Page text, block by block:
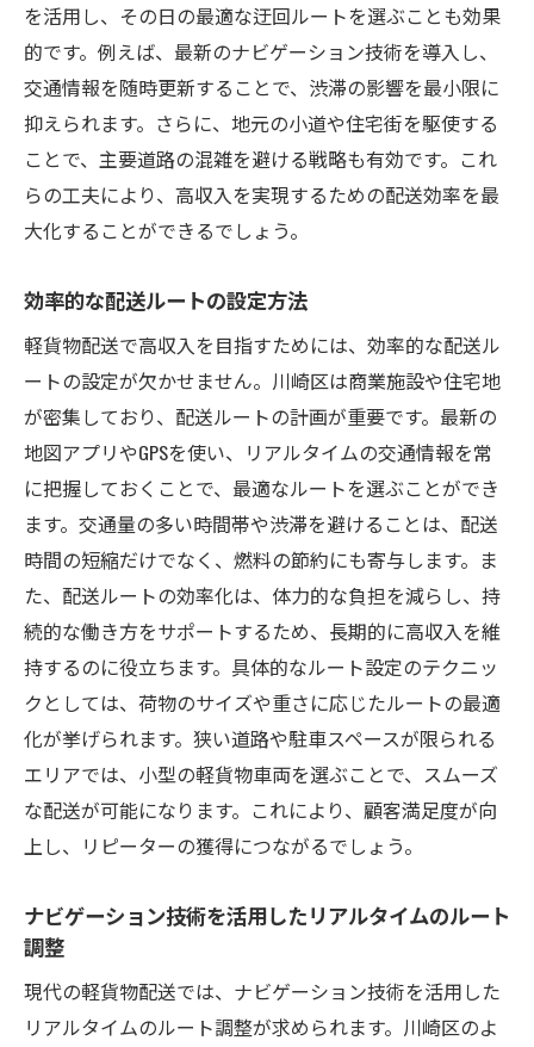
を活用し、その日の最適な迂回ルートを選ぶことも効果
的です。例えば、最新のナビゲーション技術を導入し、
交通情報を随時更新することで、渋滞の影響を最小限に
抑えられます。さらに、地元の小道や住宅街を駆使する
ことで、主要道路の混雑を避ける戦略も有効です。これ
らの工夫により、高収入を実現するための配送効率を最
大化することができるでしょう。
効率的な配送ルートの設定方法
軽貨物配送で高収入を目指すためには、効率的な配送ル
ートの設定が欠かせません。川崎区は商業施設や住宅地
が密集しており、配送ルートの計画が重要です。最新の
地図アプリやGPSを使い、リアルタイムの交通情報を常
に把握しておくことで、最適なルートを選ぶことができ
ます。交通量の多い時間帯や渋滞を避けることは、配送
時間の短縮だけでなく、燃料の節約にも寄与します。ま
た、配送ルートの効率化は、体力的な負担を減らし、持
続的な働き方をサポートするため、長期的に高収入を維
持するのに役立ちます。具体的なルート設定のテクニッ
クとしては、荷物のサイズや重さに応じたルートの最適
化が挙げられます。狭い道路や駐車スペースが限られる
エリアでは、小型の軽貨物車両を選ぶことで、スムーズ
な配送が可能になります。これにより、顧客満足度が向
上し、リピーターの獲得につながるでしょう。
ナビゲーション技術を活用したリアルタイムのルート
調整
現代の軽貨物配送では、ナビゲーション技術を活用した
リアルタイムのルート調整が求められます。川崎区のよ